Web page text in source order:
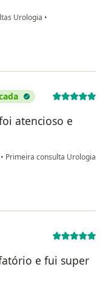
Urologia •
atencioso e
• Primeira consulta Urologia
e fui super